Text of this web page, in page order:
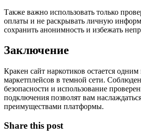
Также важно использовать только
оплаты и не раскрывать личную
сохранить анонимность и избежать
Заключение
Кракен сайт наркотиков остается
маркетплейсов в темной сети.
безопасности и использование
подключения позволят вам
преимуществами платформы.
Share this post